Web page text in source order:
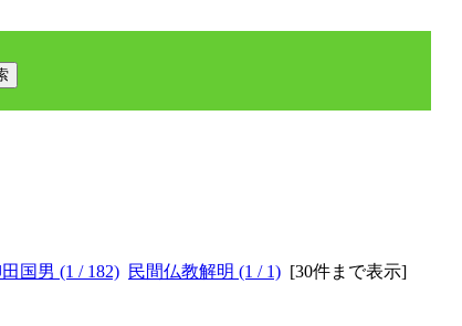
国男 (1 / 182) 民間仏教解明 (1 / 1) [30件まで表示]